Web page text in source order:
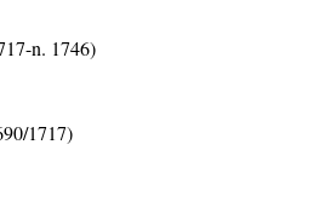
n. 1746)
1717)